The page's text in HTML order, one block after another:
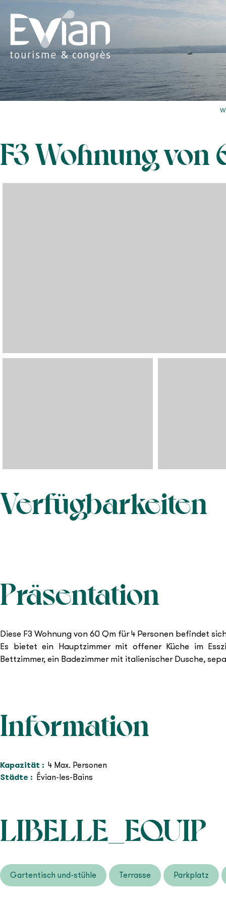
F3 Wohnung von
Verfügbarkeiten
Präsentation
Diese F3 Wohnung von 60 Qm für 4 Personen befindet
Es bietet ein Hauptzimmer mit offener Küche im
Bettzimmer, ein Badezimmer mit italienischer Dusche,
Information
Kapazität : 4 Max. Personen
Städte : Évian-les-Bains
LIBELLE_EQUIP
Gartentisch und-stühle Terrasse Parkplatz